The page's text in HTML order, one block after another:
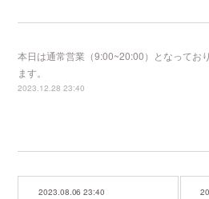
本日は通常営業（9:00~20:00）となってお
ます。
2023.12.28 23:40
2023.08.06 23:40